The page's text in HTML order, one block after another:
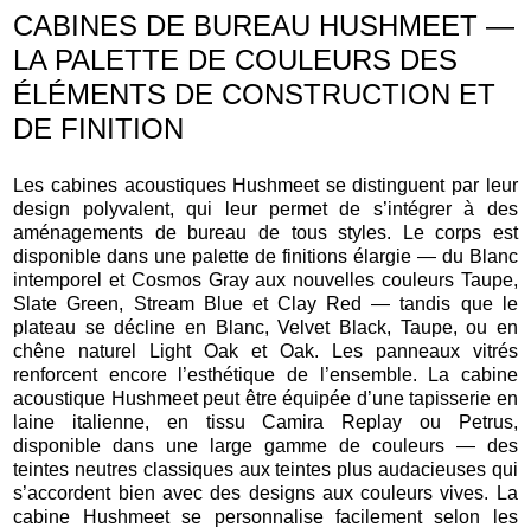
CABINES DE BUREAU HUSHMEET —
LA PALETTE DE COULEURS DES
ÉLÉMENTS DE CONSTRUCTION ET
DE FINITION
Les cabines acoustiques Hushmeet se distinguent par leur
design polyvalent, qui leur permet de s’intégrer à des
aménagements de bureau de tous styles. Le corps est
disponible dans une palette de finitions élargie — du Blanc
intemporel et Cosmos Gray aux nouvelles couleurs Taupe,
Slate Green, Stream Blue et Clay Red — tandis que le
plateau se décline en Blanc, Velvet Black, Taupe, ou en
chêne naturel Light Oak et Oak. Les panneaux vitrés
renforcent encore l’esthétique de l’ensemble. La cabine
acoustique Hushmeet peut être équipée d’une tapisserie en
laine italienne, en tissu Camira Replay ou Petrus,
disponible dans une large gamme de couleurs — des
teintes neutres classiques aux teintes plus audacieuses qui
s’accordent bien avec des designs aux couleurs vives. La
cabine Hushmeet se personnalise facilement selon les